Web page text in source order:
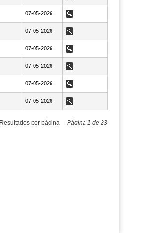
NaN07-05-2026
07-05-2026 Ver
NaN07-05-2026
07-05-2026 Ver
NaN07-05-2026
07-05-2026 Ver
NaN07-05-2026
07-05-2026 Ver
NaN07-05-2026
07-05-2026 Ver
NaN07-05-2026
07-05-2026 Ver
Resultados por página Página 1 de 23